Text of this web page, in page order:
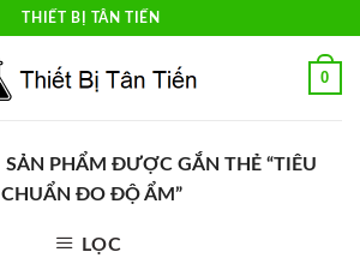
THIẾT BỊ TÂN TIẾN
0
SẢN PHẨM ĐƯỢC GẮN THẺ “TIÊU
CHUẨN ĐO ĐỘ ẨM”
LỌC